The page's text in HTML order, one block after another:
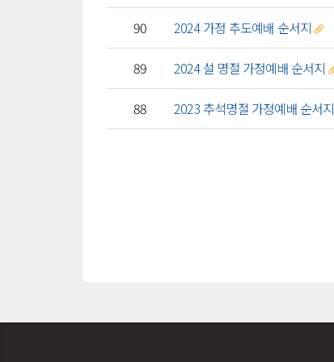
90 2024 가정 추도예배 순서지
89 2024 설 명절 가정예배 순서지
88 2023 추석명절 가정예배 순서지